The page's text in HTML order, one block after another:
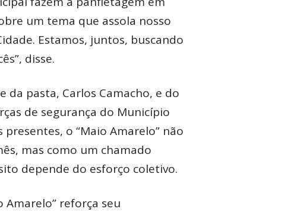
um tema que assola nosso
Estamos, juntos, buscando
disse.
pasta, Carlos Camacho, e do
de segurança do Município
o “Maio Amarelo” não
mas como um chamado
depende do esforço coletivo.
Amarelo” reforça seu